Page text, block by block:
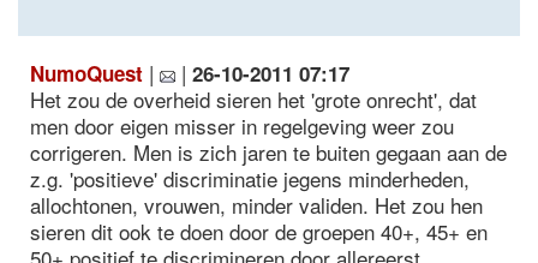
NumoQuest | | 26-10-2011 07:17
Het zou de overheid sieren het 'grote onrecht', dat
men door eigen misser in regelgeving weer zou
corrigeren. Men is zich jaren te buiten gegaan aan de
z.g. 'positieve' discriminatie jegens minderheden,
allochtonen, vrouwen, minder validen. Het zou hen
sieren dit ook te doen door de groepen 40+, 45+ en